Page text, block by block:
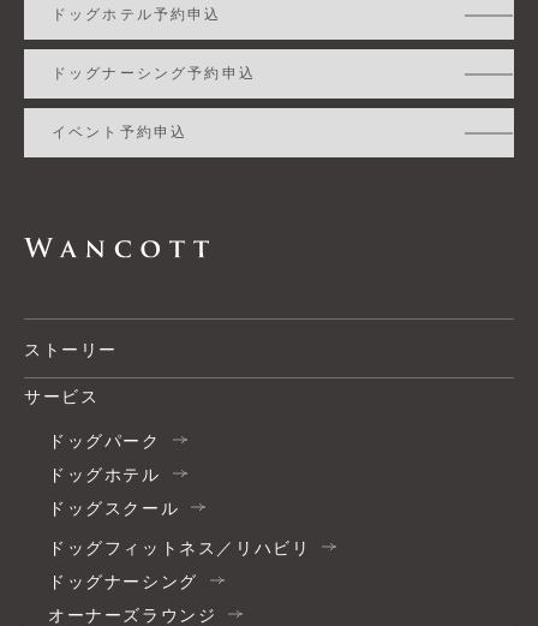
ドッグホテル予約申込
ドッグナーシング予約申込
イベント予約申込
ストーリー
サービス
ドッグパーク
ドッグホテル
ドッグスクール
ドッグフィットネス／リハビリ
ドッグナーシング
オーナーズラウンジ